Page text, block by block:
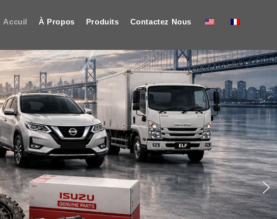
Accuil À Propos Produits Contactez Nous